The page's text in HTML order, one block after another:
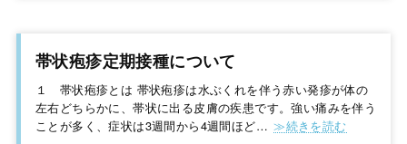
帯状疱疹定期接種について
１ 帯状疱疹とは 帯状疱疹は水ぶくれを伴う赤い発疹が体の
左右どちらかに、帯状に出る皮膚の疾患です。強い痛みを伴う
ことが多く、症状は3週間から4週間ほど…